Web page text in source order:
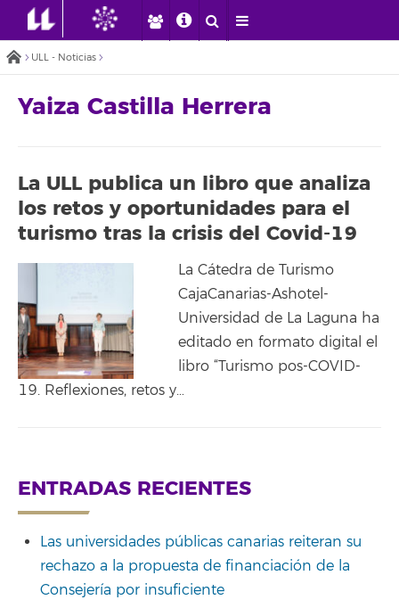
ULL - Noticias
Yaiza Castilla Herrera
La ULL publica un libro que analiza
los retos y oportunidades para el
turismo tras la crisis del Covid-19
La Cátedra de Turismo
CajaCanarias-Ashotel-
Universidad de La Laguna ha
editado en formato digital el
libro “Turismo pos-COVID-
19. Reflexiones, retos y…
ENTRADAS RECIENTES
Las universidades públicas canarias reiteran su
rechazo a la propuesta de financiación de la
Consejería por insuficiente